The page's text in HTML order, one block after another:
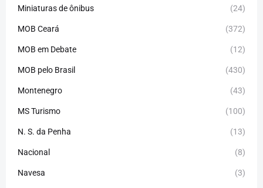
Miniaturas de ônibus (24)
MOB Ceará (372)
MOB em Debate (12)
MOB pelo Brasil (430)
Montenegro (43)
MS Turismo (100)
N. S. da Penha (13)
Nacional (8)
Navesa (3)